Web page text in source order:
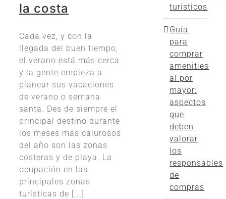
la costa
Cada vez, y con la
llegada del buen tiempo,
el verano está más cerca
y la gente empieza a
planear sus vacaciones
de verano o semana
santa. Des de siempre el
principal destino durante
los meses más calurosos
del año son las zonas
costeras y de playa. La
ocupación en las
principales zonas
turísticas de [...]
turísticos
Guía
para
comprar
amenities
al por
mayor:
aspectos
que
deben
valorar
los
responsables
de
compras